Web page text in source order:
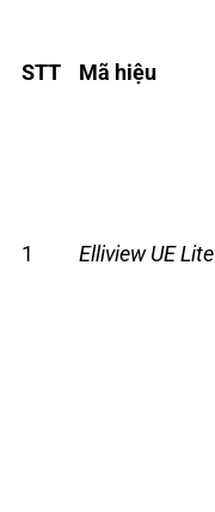
STT Mã hiệu
1 Elliview UE Lite